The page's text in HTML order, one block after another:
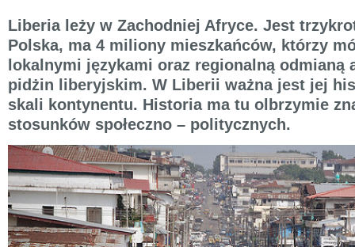
Liberia leży w Zachodniej Afryce. Jest
Polska, ma 4 miliony mieszkańców, którzy
lokalnymi językami oraz regionalną odmianą
pidżin liberyjskim. W Liberii ważna jest jej
skali kontynentu. Historia ma tu olbrzymie
stosunków społeczno – politycznych.